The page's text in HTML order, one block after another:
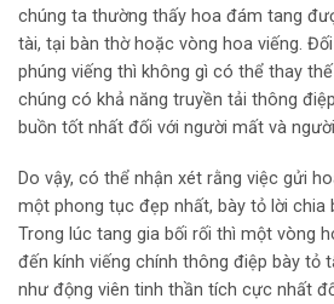
chúng ta thường thấy hoa đám tang
tài, tại bàn thờ hoặc vòng hoa viếng.
phúng viếng thì không gì có thể thay
chúng có khả năng truyền tải thông
buồn tốt nhất đối với người mất và
Do vậy, có thể nhận xét rằng việc gửi
một phong tục đẹp nhất, bày tỏ lời chia
Trong lúc tang gia bối rối thì một vòng
đến kính viếng chính thông điệp bày tỏ
như động viên tinh thần tích cực nhất